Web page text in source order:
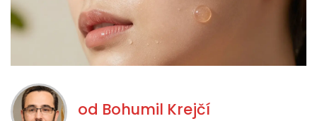
od Bohumil Krejčí